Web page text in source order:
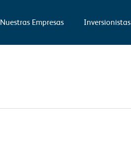
Nuestras Empresas Inversionistas